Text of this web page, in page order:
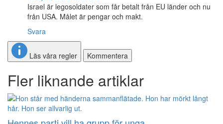
Israel är legosoldater som får betalt från EU länder och nu
från USA. Målet är pengar och makt.
Svara
Läs våra regler Kommentera
Fler liknande artiklar